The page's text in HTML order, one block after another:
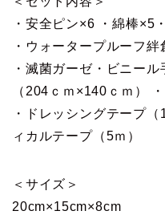
・安全ピン×6 ・綿棒×5
・ウォータープルーフ
・滅菌ガーゼ・ビニー
（204ｃｍ×140ｃｍ）
・ドレッシングテープ
ィカルテープ（5ｍ）
＜サイズ＞
20cm×15cm×8cm